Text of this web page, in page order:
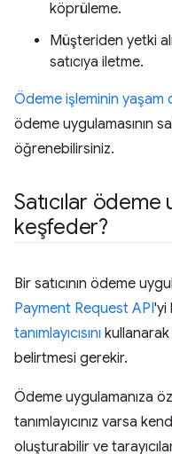
köprüleme.
Müşteriden yetki
satıcıya iletme.
Ödeme işleminin yaşam
ödeme uygulamasının
öğrenebilirsiniz.
Satıcılar ödeme
keşfeder?
Bir satıcının ödeme
Payment Request API'yi
tanımlayıcısını
belirtmesi gerekir.
Ödeme uygulamanıza
tanımlayıcınız varsa
oluşturabilir ve